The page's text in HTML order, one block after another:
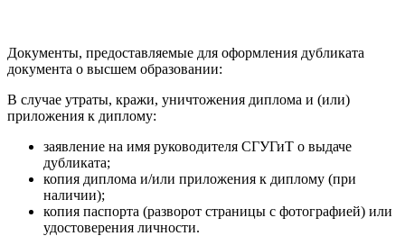
Документы, предоставляемые для оформления дубликата
документа о высшем образовании:
В случае утраты, кражи, уничтожения диплома и (или)
приложения к диплому:
заявление на имя руководителя СГУГиТ о выдаче
дубликата;
копия диплома и/или приложения к диплому (при
наличии);
копия паспорта (разворот страницы с фотографией) или
удостоверения личности.